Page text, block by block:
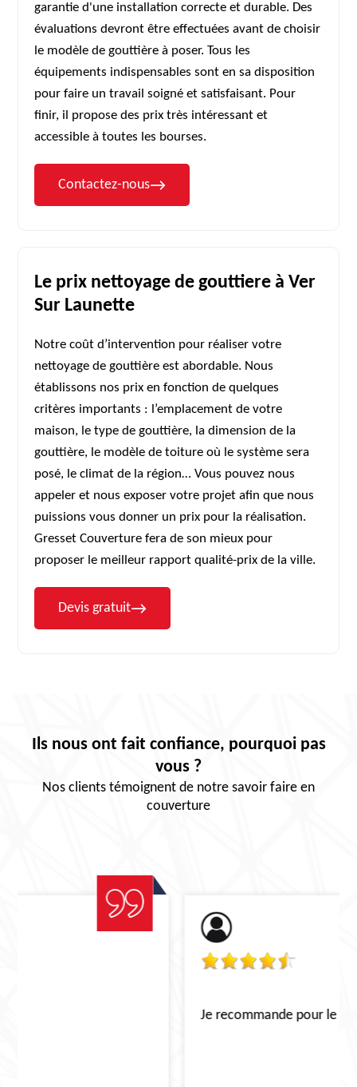
garantie d'une installation correcte et durable. Des
évaluations devront être effectuées avant de choisir
le modèle de gouttière à poser. Tous les
équipements indispensables sont en sa disposition
pour faire un travail soigné et satisfaisant. Pour
finir, il propose des prix très intéressant et
accessible à toutes les bourses.
Contactez-nous
Le prix nettoyage de gouttiere à Ver
Sur Launette
Notre coût d’intervention pour réaliser votre
nettoyage de gouttière est abordable. Nous
établissons nos prix en fonction de quelques
critères importants : l’emplacement de votre
maison, le type de gouttière, la dimension de la
gouttière, le modèle de toiture où le système sera
posé, le climat de la région… Vous pouvez nous
appeler et nous exposer votre projet afin que nous
puissions vous donner un prix pour la réalisation.
Gresset Couverture fera de son mieux pour
proposer le meilleur rapport qualité-prix de la ville.
Devis gratuit
Ils nous ont fait confiance, pourquoi pas
vous ?
Nos clients témoignent de notre savoir faire en
couverture
Je recommande pour le décapage de toiture